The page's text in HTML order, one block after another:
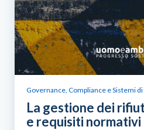
Governance, Compliance e Sistemi
La gestione dei
e requisiti normativi